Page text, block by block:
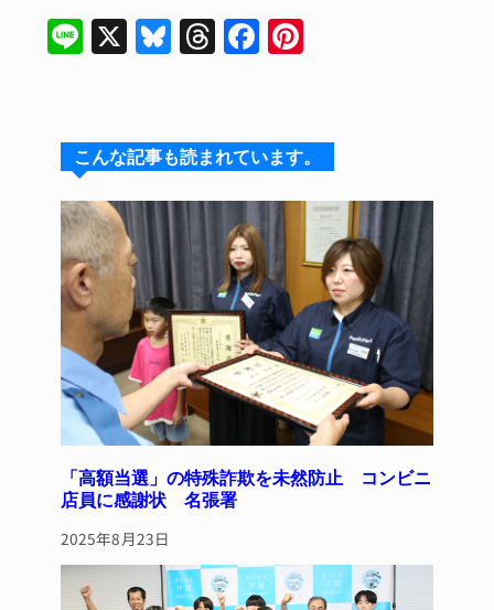
Li
n
X Bl
u
s
k
y
T
hr
a
d
s
F
a
e
b
o
o
k
re
st
こんな記事も読まれています。
「高額当選」の特殊詐欺を未然防止 コンビニ
店員に感謝状 名張署
2025年8月23日